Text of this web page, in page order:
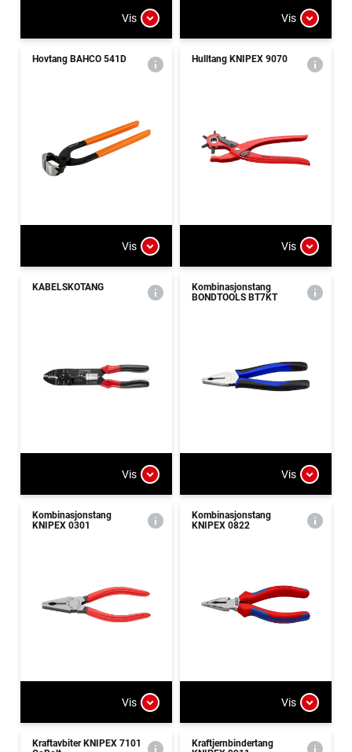
Vis Vis
Hovtang BAHCO 541D
Vis
Hulltang KNIPEX 9070
Vis
KABELSKOTANG
Vis
Kombinasjonstang
BONDTOOLS BT7KT
Vis
Kombinasjonstang
KNIPEX 0301
Vis
Kombinasjonstang
KNIPEX 0822
Vis
Kraftavbiter KNIPEX 7101
Kraftjernbindertang